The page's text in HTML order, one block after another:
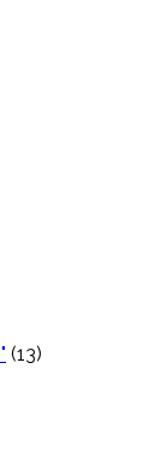
(13)